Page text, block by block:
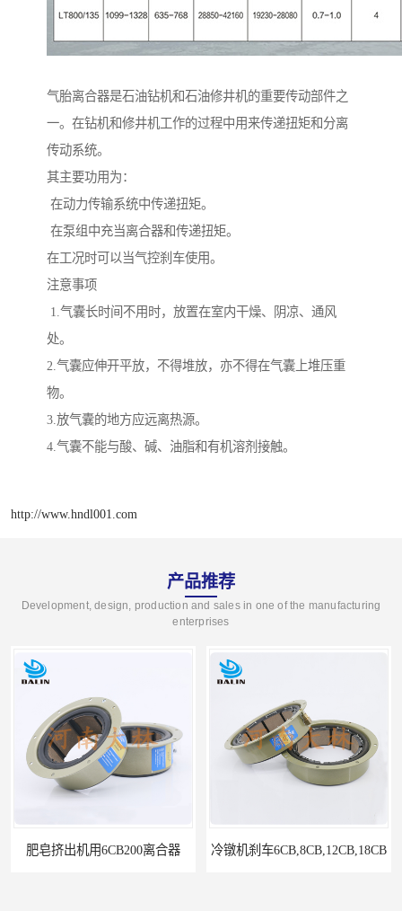
气胎离合器是石油钻机和石油修井机的重要传动部件之
一。在钻机和修井机工作的过程中用来传递扭矩和分离
传动系统。
其主要功用为：
在动力传输系统中传递扭矩。
在泵组中充当离合器和传递扭矩。
在工况时可以当气控刹车使用。
注意事项
1.气囊长时间不用时，放置在室内干燥、阴凉、通风
处。
2.气囊应伸开平放，不得堆放，亦不得在气囊上堆压重
物。
3.放气囊的地方应远离热源。
4.气囊不能与酸、碱、油脂和有机溶剂接触。
http://www.hndl001.com
产品推荐
Development, design, production and sales in one of the manufacturing
enterprises
皂挤出机用6CB200离合器 冷镦机刹车6CB,8CB,12CB,18CB